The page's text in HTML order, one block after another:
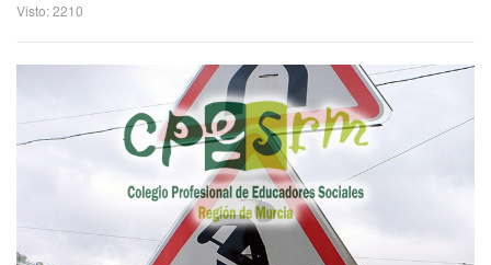
Visto: 2210